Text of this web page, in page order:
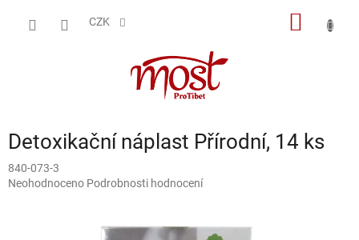
CZK
Detoxikační náplast Přírodní, 14 ks
840-073-3
Průměrné
Neohodnoceno Podrobnosti hodnocení